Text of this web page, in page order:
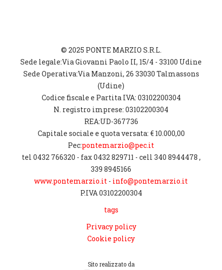
© 2025 PONTE MARZIO S.R.L.
Sede legale:Via Giovanni Paolo II, 15/4 - 33100 Udine
Sede Operativa:Via Manzoni, 26 33030 Talmassons
(Udine)
Codice fiscale e Partita IVA: 03102200304
N. registro imprese: 03102200304
REA:UD-367736
Capitale sociale e quota versata: € 10.000,00
Pec:pontemarzio@pec.it
tel 0432 766320 - fax 0432 829711 - cell 340 8944478 ,
339 8945166
www.pontemarzio.it - info@pontemarzio.it
P.IVA 03102200304
tags
Privacy policy
Cookie policy
Sito realizzato da